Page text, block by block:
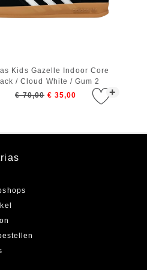
+
Kids Gazelle Indoor Core
/ Cloud White / Gum 2
€ 70,00 € 35,00